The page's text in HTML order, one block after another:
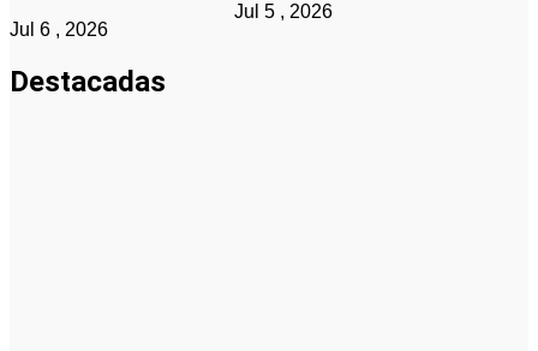
Jul 6 , 2026
Jul 5 , 2026
Destacadas